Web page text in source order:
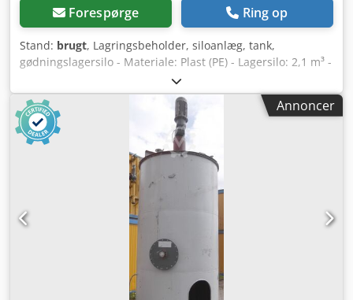
Forespørge Ring op
Stand: brugt, Lagringsbeholder, siloanlæg, tank,
gødningslagersilo - Materiale: Plast (PE) - Lagersilo: 2,1 m³ -
Monteret på: Standfod Dodpfsd R Nfujx Akmskr - Låg:
Aftageligt - Tilslutninger: Flere - Dimensioner:
1480/1480/H1920 mm - Vægt: 78 kg
Annoncer